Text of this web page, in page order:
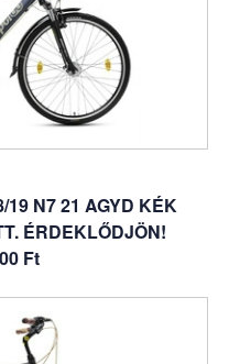
19 N7 21 AGYD KÉK
ÉRDEKLŐDJÖN!
Ft